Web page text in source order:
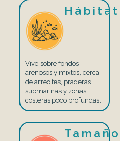
Hábitat
Vive sobre fondos
arenosos y mixtos, cerca
de arrecifes, praderas
submarinas y zonas
costeras poco profundas.
Tamaño